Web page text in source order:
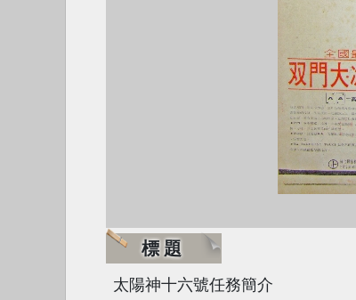
標題
太陽神十六號任務簡介